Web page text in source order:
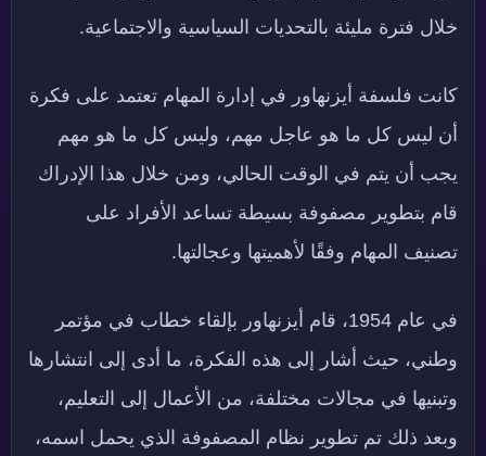
خلال فترة مليئة بالتحديات السياسية والاجتماعية.
كانت فلسفة أيزنهاور في إدارة المهام تعتمد على فكرة
أن ليس كل ما هو عاجل مهم، وليس كل ما هو مهم
يجب أن يتم في الوقت الحالي، ومن خلال هذا الإدراك
قام بتطوير مصفوفة بسيطة تساعد الأفراد على
تصنيف المهام وفقًا لأهميتها وعجالتها.
في عام 1954، قام أيزنهاور بإلقاء خطاب في مؤتمر
وطني، حيث أشار إلى هذه الفكرة، ما أدى إلى انتشارها
وتبنيها في مجالات مختلفة، من الأعمال إلى التعليم،
وبعد ذلك تم تطوير نظام المصفوفة الذي يحمل اسمه،